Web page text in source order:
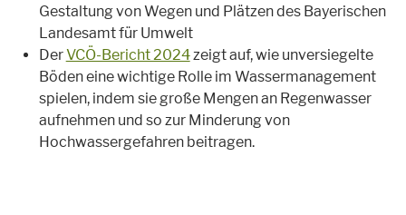
Gestaltung von Wegen und Plätzen des Bayerischen
Landesamt für Umwelt
DerVCÖ-Bericht 2024zeigt auf, wie unversiegelte
Böden eine wichtige Rolle im Wassermanagement
spielen, indem sie große Mengen an Regenwasser
aufnehmen und so zur Minderung von
Hochwassergefahren beitragen.